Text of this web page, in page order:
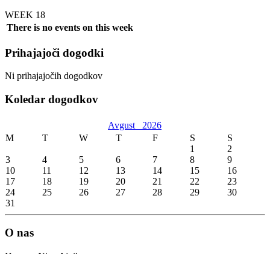
WEEK 18
There is no events on this week
Prihajajoči dogodki
Ni prihajajočih dogodkov
Koledar dogodkov
Avgust 2026
M
T W T F S
S
1
2
3
4 5 6 7 8
9
10
11 12 13 14 15
16
17
18 19 20 21 22
23
24
25 26 27 28 29
30
31
O nas